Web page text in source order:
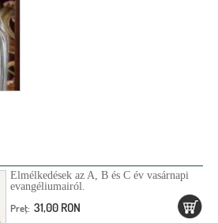
Elmélkedések az A, B és C év vasárnapi
evangéliumairól.
Preţ: 31,00 RON